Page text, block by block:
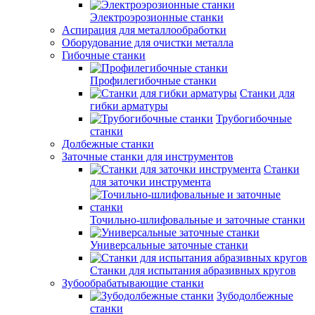
Электроэрозионные станки
Аспирация для металлообработки
Оборудование для очистки металла
Гибочные станки
Профилегибочные станки
Станки для
гибки арматуры
Трубогибочные
станки
Долбежные станки
Заточные станки для инструментов
Станки
для заточки инструмента
Точильно-шлифовальные и заточные станки
Универсальные заточные станки
Станки для испытания абразивных кругов
Зубообрабатывающие станки
Зубодолбежные
станки